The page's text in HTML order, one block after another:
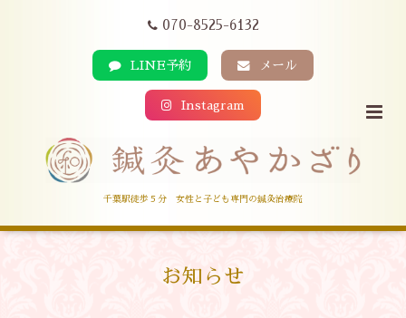
070-8525-6132
LINE予約 メール
Instagram
千葉駅徒歩５分 女性と子ども専門の鍼灸治療院
お知らせ